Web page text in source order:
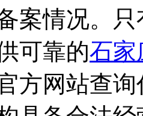
案情况。
可靠的石家
方网站查